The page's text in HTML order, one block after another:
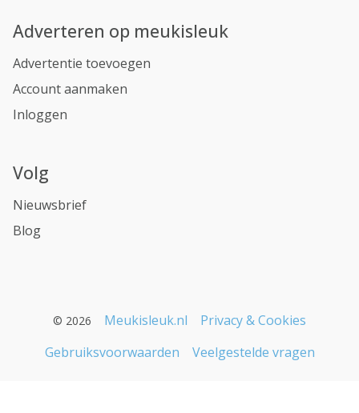
Adverteren op meukisleuk
Advertentie toevoegen
Account aanmaken
Inloggen
Volg
Nieuwsbrief
Blog
© 2026 Meukisleuk.nl
Privacy & Cookies
Gebruiksvoorwaarden
Veelgestelde vragen